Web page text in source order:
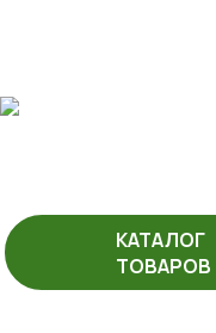
КАТАЛОГ
ТОВАРОВ